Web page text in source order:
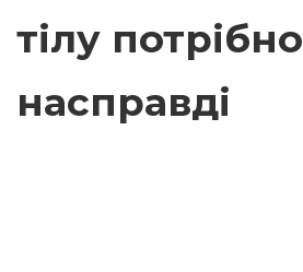
тілу потрібно
насправді